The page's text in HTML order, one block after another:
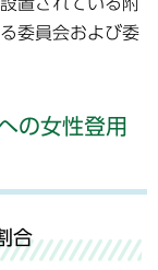
委員会および委
の女性登用
合